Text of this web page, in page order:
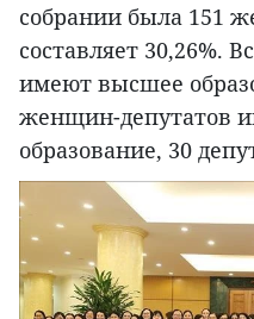
собрании была 151
составляет 30,26%.
имеют высшее
женщин-депутатов
образование, 30